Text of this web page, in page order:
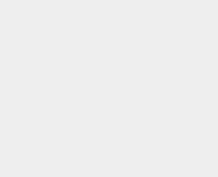
задачу, обсудим